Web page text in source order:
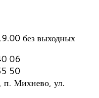
без выходных
06
50
п. Михнево, ул.